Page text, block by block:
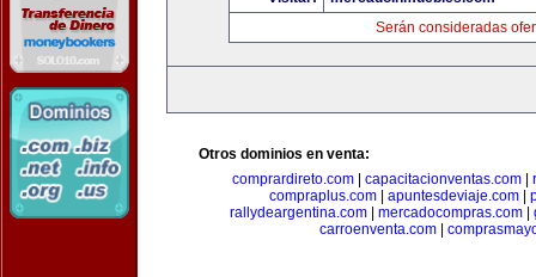
Serán consideradas
Otros dominios en venta:
comprardireto.com| capacitacionventas.com|
compraplus.com| apuntesdeviaje.com|
rallydeargentina.com
mercadocompras.com
carroenventa.com|